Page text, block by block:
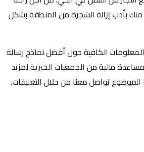
منك بأدب إزالة الشجرة من المنطقة بشكل
الكافية حول أفضل نماذج رسالة
مالية من الجمعيات الخيرية لمزيد
تواصل معنا من خلال التعليقات.